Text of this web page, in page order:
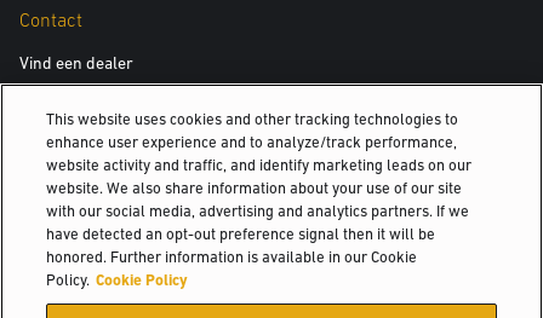
Contact
Vind een dealer
Ontdek
Over ons
Hyster-Yale Materials Handling (HYMH)
Blog
This website uses cookies and other tracking technologies to
enhance user experience and to analyze/track performance,
website activity and traffic, and identify marketing leads on our
website. We also share information about your use of our site
with our social media, advertising and analytics partners. If we
have detected an opt-out preference signal then it will be
honored. Further information is available in our Cookie
Policy. Cookie Policy